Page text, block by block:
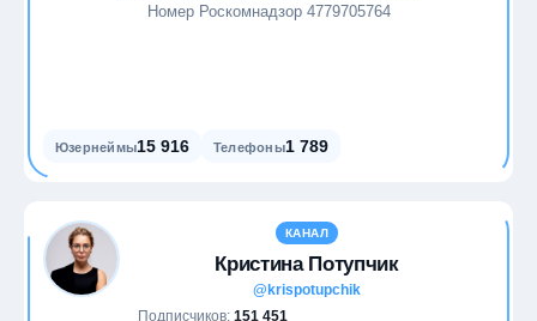
Номер Роскомнадзор 4779705764
Юзернеймы15 916 Телефоны1 789
КАНАЛ
Кристина Потупчик
@krispotupchik
Подписчиков: 151 451